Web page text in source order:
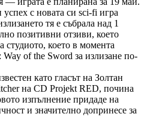
с новата си sci-fi игра
тя е събрала над 1
позитивни отзиви, което
студиото, което в момента
of the Sword за излизане по-
като гласът на Золтан
на CD Projekt RED, почина
изпълнение придаде на
и значително допринесе за